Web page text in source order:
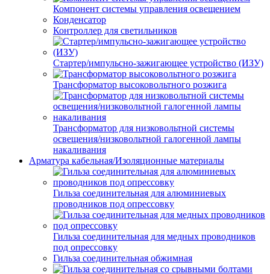
Компонент системы управления освещением
Конденсатор
Контроллер для светильников
Стартер/импульсно-зажигающее устройство (ИЗУ)
Трансформатор высоковольтного розжига
Трансформатор для низковольтной системы
освещения/низковольтной галогенной лампы
накаливания
Арматура кабельная/Изоляционные материалы
Гильза соединительная для алюминиевых
проводников под опрессовку
Гильза соединительная для медных проводников
под опрессовку
Гильза соединительная обжимная